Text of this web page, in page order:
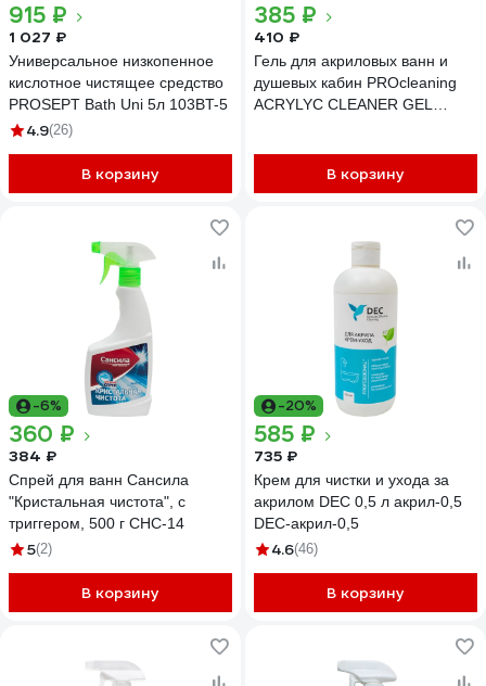
915 ₽
1 027 ₽
Универсальное низкопенное
кислотное чистящее средство
PROSEPT Bath Uni 5л 103BT-5
4.9(26)
В корзину
385 ₽
410 ₽
Гель для акриловых ванн и
душевых кабин PROcleaning
ACRYLYC CLEANER GEL
В корзину
-6%
360 ₽
384 ₽
Спрей для ванн Сансила
"Кристальная чистота", с
триггером, 500 г СНС-14
5(2)
В корзину
-20%
585 ₽
735 ₽
Крем для чистки и ухода за
акрилом DEC 0,5 л акрил-0,5
DEC-акрил-0,5
4.6(46)
В корзину